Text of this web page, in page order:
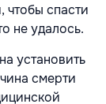
чтобы спасти
не удалось.
установить
смерти